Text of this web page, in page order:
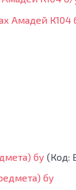
бу (Код: